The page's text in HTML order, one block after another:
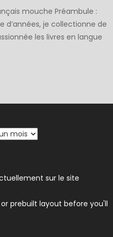
mouche Préambule :
d’années, je collectionne de
les livres en langue
sur le site
prebuilt layout before you'll